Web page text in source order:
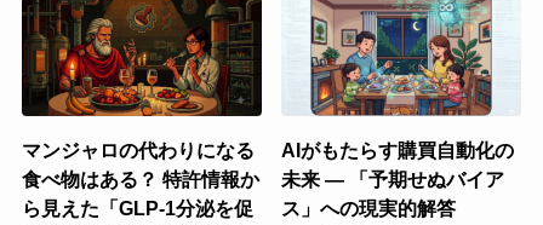
マンジャロの代わりになる
食べ物はある？ 特許情報か
ら見えた「GLP-1分泌を促
AIがもたらす購買自動化の
未来 ― 「予期せぬバイア
ス」への現実的解答